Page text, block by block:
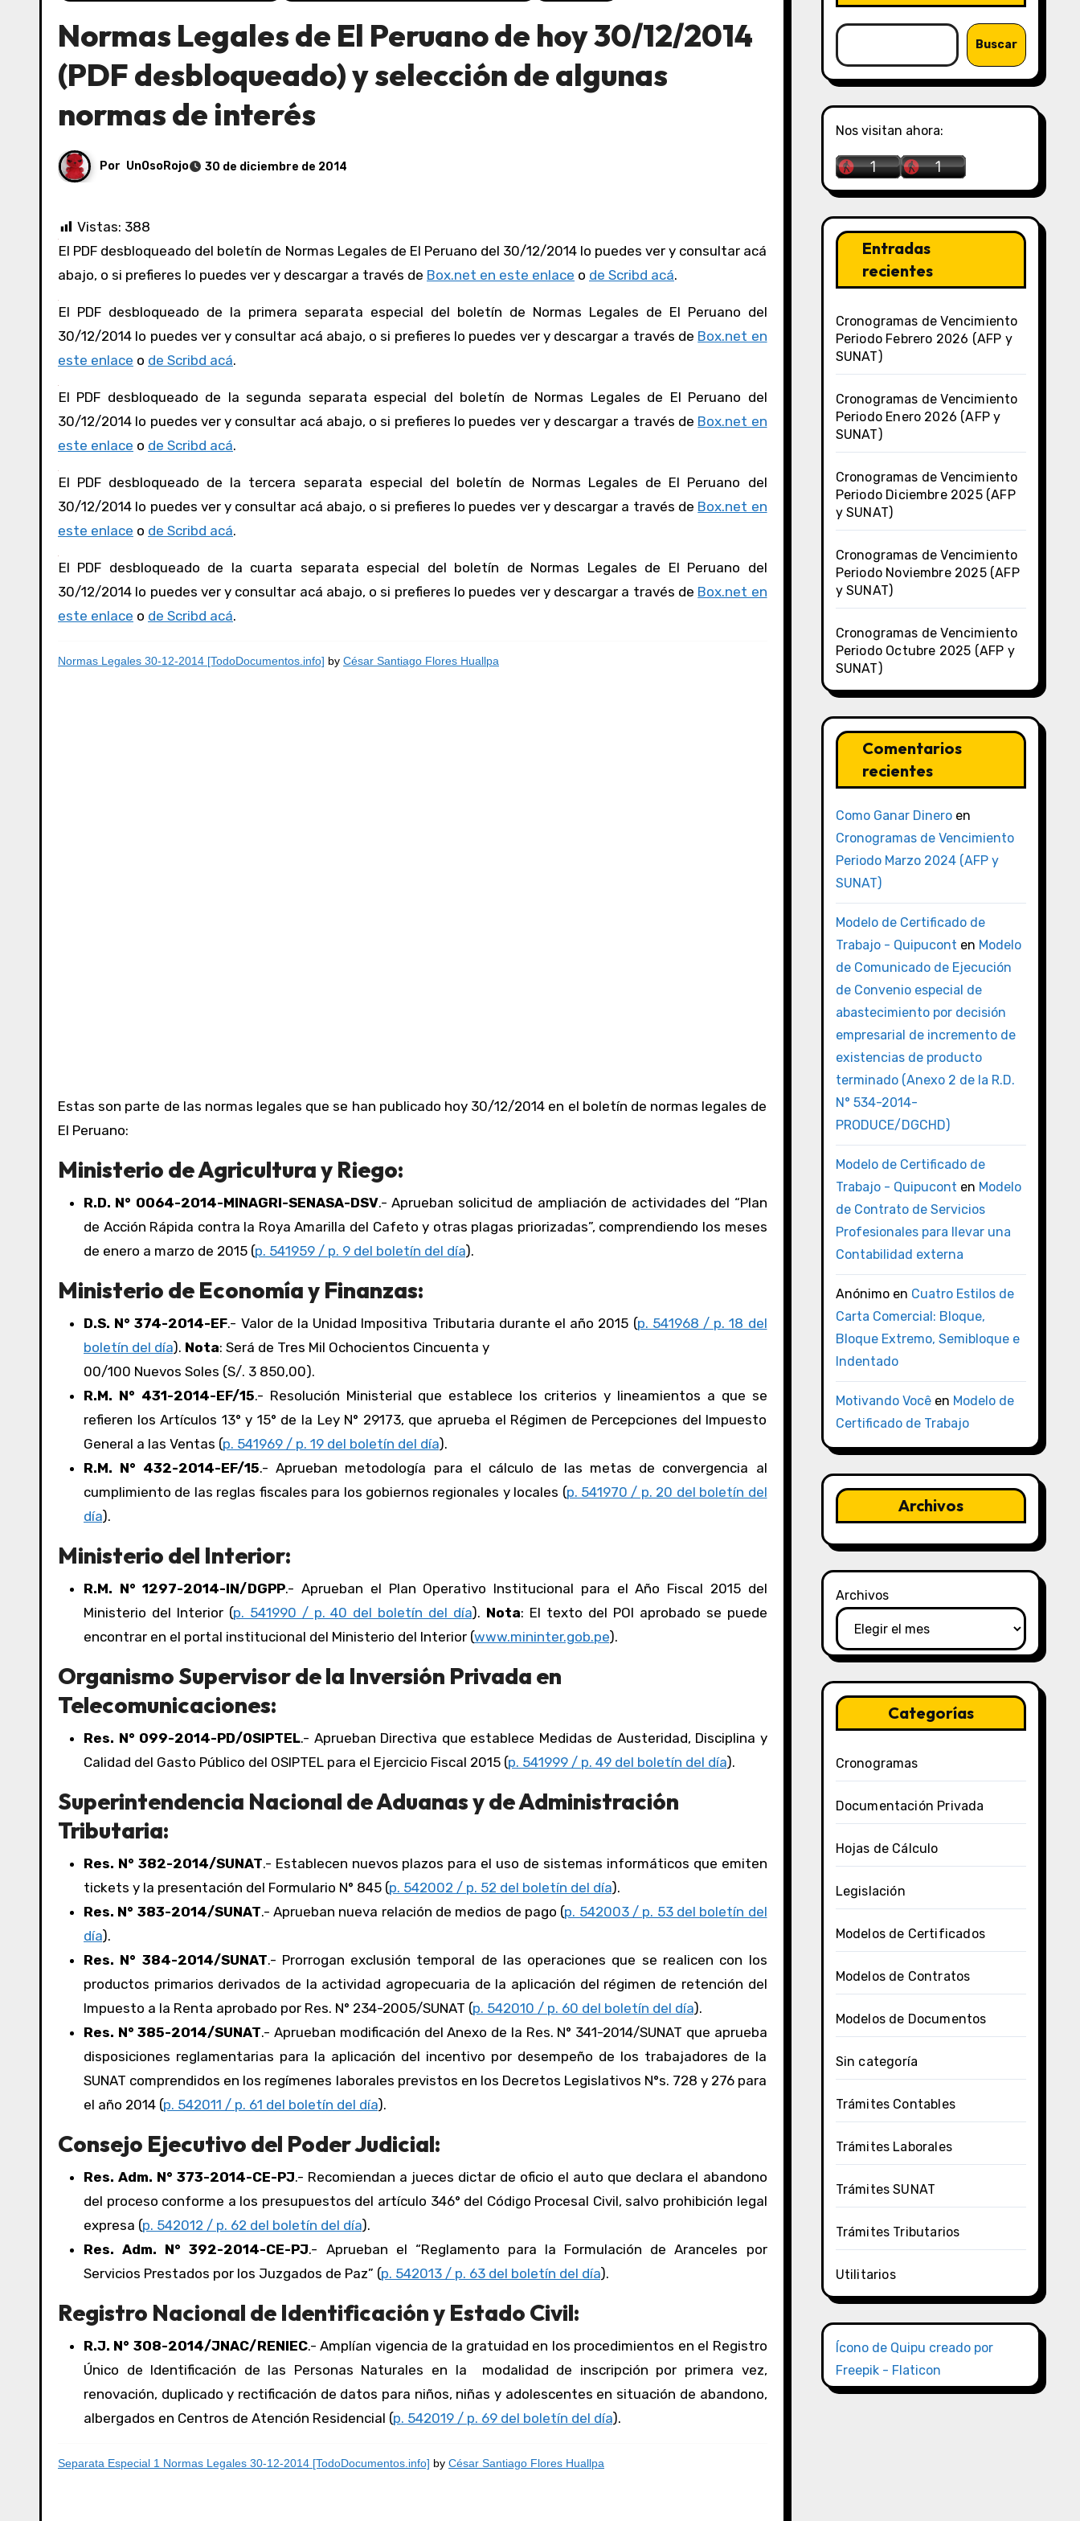
Normas Legales de El Peruano de hoy 30/12/2014
(PDF desbloqueado) y selección de algunas
normas de interés
Por UnOsoRojo 30 de diciembre de 2014
Vistas: 388
El PDF desbloqueado del boletín de Normas Legales de El Peruano del 30/12/2014 lo puedes ver y consultar acá
abajo, o si prefieres lo puedes ver y descargar a través de Box.net en este enlace o de Scribd acá.
El PDF desbloqueado de la primera separata especial del boletín de Normas Legales de El Peruano del
30/12/2014 lo puedes ver y consultar acá abajo, o si prefieres lo puedes ver y descargar a través de Box.net en
este enlace o de Scribd acá.
El PDF desbloqueado de la segunda separata especial del boletín de Normas Legales de El Peruano del
30/12/2014 lo puedes ver y consultar acá abajo, o si prefieres lo puedes ver y descargar a través de Box.net en
este enlace o de Scribd acá.
El PDF desbloqueado de la tercera separata especial del boletín de Normas Legales de El Peruano del
30/12/2014 lo puedes ver y consultar acá abajo, o si prefieres lo puedes ver y descargar a través de Box.net en
este enlace o de Scribd acá.
El PDF desbloqueado de la cuarta separata especial del boletín de Normas Legales de El Peruano del
30/12/2014 lo puedes ver y consultar acá abajo, o si prefieres lo puedes ver y descargar a través de Box.net en
este enlace o de Scribd acá.
Normas Legales 30-12-2014 [TodoDocumentos.info] by César Santiago Flores Huallpa
Estas son parte de las normas legales que se han publicado hoy 30/12/2014 en el boletín de normas legales de
El Peruano:
Ministerio de Agricultura y Riego:
R.D. N° 0064-2014-MINAGRI-SENASA-DSV.- Aprueban solicitud de ampliación de actividades del “Plan
de Acción Rápida contra la Roya Amarilla del Cafeto y otras plagas priorizadas”, comprendiendo los meses
de enero a marzo de 2015 (p. 541959 / p. 9 del boletín del día).
Ministerio de Economía y Finanzas:
D.S. N° 374-2014-EF.- Valor de la Unidad Impositiva Tributaria durante el año 2015 (p. 541968 / p. 18 del
boletín del día). Nota: Será de Tres Mil Ochocientos Cincuenta y
00/100 Nuevos Soles (S/. 3 850,00).
R.M. N° 431-2014-EF/15.- Resolución Ministerial que establece los criterios y lineamientos a que se
refieren los Artículos 13° y 15° de la Ley N° 29173, que aprueba el Régimen de Percepciones del Impuesto
General a las Ventas (p. 541969 / p. 19 del boletín del día).
R.M. N° 432-2014-EF/15.- Aprueban metodología para el cálculo de las metas de convergencia al
cumplimiento de las reglas fiscales para los gobiernos regionales y locales (p. 541970 / p. 20 del boletín del
día).
Ministerio del Interior:
R.M. N° 1297-2014-IN/DGPP.- Aprueban el Plan Operativo Institucional para el Año Fiscal 2015 del
Ministerio del Interior (p. 541990 / p. 40 del boletín del día). Nota: El texto del POI aprobado se puede
encontrar en el portal institucional del Ministerio del Interior (www.mininter.gob.pe).
Organismo Supervisor de la Inversión Privada en
Telecomunicaciones:
Res. N° 099-2014-PD/OSIPTEL.- Aprueban Directiva que establece Medidas de Austeridad, Disciplina y
Calidad del Gasto Público del OSIPTEL para el Ejercicio Fiscal 2015 (p. 541999 / p. 49 del boletín del día).
Superintendencia Nacional de Aduanas y de Administración
Tributaria:
Res. N° 382-2014/SUNAT.- Establecen nuevos plazos para el uso de sistemas informáticos que emiten
tickets y la presentación del Formulario N° 845 (p. 542002 / p. 52 del boletín del día).
Res. N° 383-2014/SUNAT.- Aprueban nueva relación de medios de pago (p. 542003 / p. 53 del boletín del
día).
Res. N° 384-2014/SUNAT.- Prorrogan exclusión temporal de las operaciones que se realicen con los
productos primarios derivados de la actividad agropecuaria de la aplicación del régimen de retención del
Impuesto a la Renta aprobado por Res. N° 234-2005/SUNAT (p. 542010 / p. 60 del boletín del día).
Res. N° 385-2014/SUNAT.- Aprueban modificación del Anexo de la Res. N° 341-2014/SUNAT que aprueba
disposiciones reglamentarias para la aplicación del incentivo por desempeño de los trabajadores de la
SUNAT comprendidos en los regímenes laborales previstos en los Decretos Legislativos N°s. 728 y 276 para
el año 2014 (p. 542011 / p. 61 del boletín del día).
Consejo Ejecutivo del Poder Judicial:
Res. Adm. N° 373-2014-CE-PJ.- Recomiendan a jueces dictar de oficio el auto que declara el abandono
del proceso conforme a los presupuestos del artículo 346° del Código Procesal Civil, salvo prohibición legal
expresa (p. 542012 / p. 62 del boletín del día).
Res. Adm. N° 392-2014-CE-PJ.- Aprueban el “Reglamento para la Formulación de Aranceles por
Servicios Prestados por los Juzgados de Paz” (p. 542013 / p. 63 del boletín del día).
Registro Nacional de Identificación y Estado Civil:
R.J. N° 308-2014/JNAC/RENIEC.- Amplían vigencia de la gratuidad en los procedimientos en el Registro
Único de Identificación de las Personas Naturales en la modalidad de inscripción por primera vez,
renovación, duplicado y rectificación de datos para niños, niñas y adolescentes en situación de abandono,
albergados en Centros de Atención Residencial (p. 542019 / p. 69 del boletín del día).
Separata Especial 1 Normas Legales 30-12-2014 [TodoDocumentos.info] by César Santiago Flores Huallpa
Buscar
Nos visitan ahora:
Entradas
recientes
Cronogramas de Vencimiento
Periodo Febrero 2026 (AFP y
SUNAT)
Cronogramas de Vencimiento
Periodo Enero 2026 (AFP y
SUNAT)
Cronogramas de Vencimiento
Periodo Diciembre 2025 (AFP
y SUNAT)
Cronogramas de Vencimiento
Periodo Noviembre 2025 (AFP
y SUNAT)
Cronogramas de Vencimiento
Periodo Octubre 2025 (AFP y
SUNAT)
Comentarios
recientes
Como Ganar Dineroen
Cronogramas de Vencimiento
Periodo Marzo 2024 (AFP y
SUNAT)
Modelo de Certificado de
Trabajo - Quipucont en Modelo
de Comunicado de Ejecución
de Convenio especial de
abastecimiento por decisión
empresarial de incremento de
existencias de producto
terminado (Anexo 2 de la R.D.
N° 534-2014-
PRODUCE/DGCHD)
Modelo de Certificado de
Trabajo - Quipucont en Modelo
de Contrato de Servicios
Profesionales para llevar una
Contabilidad externa
Anónimoen Cuatro Estilos de
Carta Comercial: Bloque,
Bloque Extremo, Semibloque e
Indentado
Motivando Vocêen Modelo de
Certificado de Trabajo
Archivos
Archivos
Categorías
Cronogramas
Documentación Privada
Hojas de Cálculo
Legislación
Modelos de Certificados
Modelos de Contratos
Modelos de Documentos
Sin categoría
Trámites Contables
Trámites Laborales
Trámites SUNAT
Trámites Tributarios
Utilitarios
Ícono de Quipu creado por
Freepik - Flaticon